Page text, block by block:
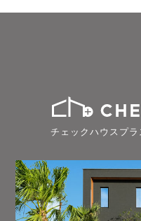
チェックハウスプ